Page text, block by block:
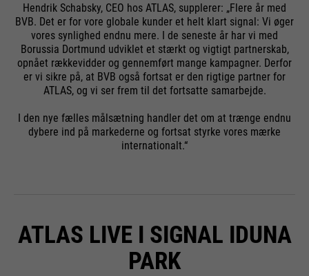
Hendrik Schabsky, CEO hos ATLAS, supplerer: „Flere år med
BVB. Det er for vore globale kunder et helt klart signal: Vi øger
vores synlighed endnu mere. I de seneste år har vi med
Borussia Dortmund udviklet et stærkt og vigtigt partnerskab,
opnået rækkevidder og gennemført mange kampagner. Derfor
er vi sikre på, at BVB også fortsat er den rigtige partner for
ATLAS, og vi ser frem til det fortsatte samarbejde.
I den nye fælles målsætning handler det om at trænge endnu
dybere ind på markederne og fortsat styrke vores mærke
internationalt.“
ATLAS LIVE I SIGNAL IDUNA
PARK